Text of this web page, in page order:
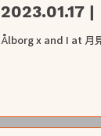
2023.01.17 |
Ålborg x and I at 月